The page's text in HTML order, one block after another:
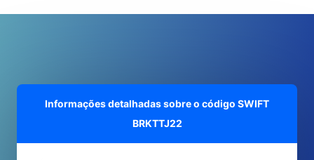
Informações detalhadas sobre o código SWIFT
BRKTTJ22